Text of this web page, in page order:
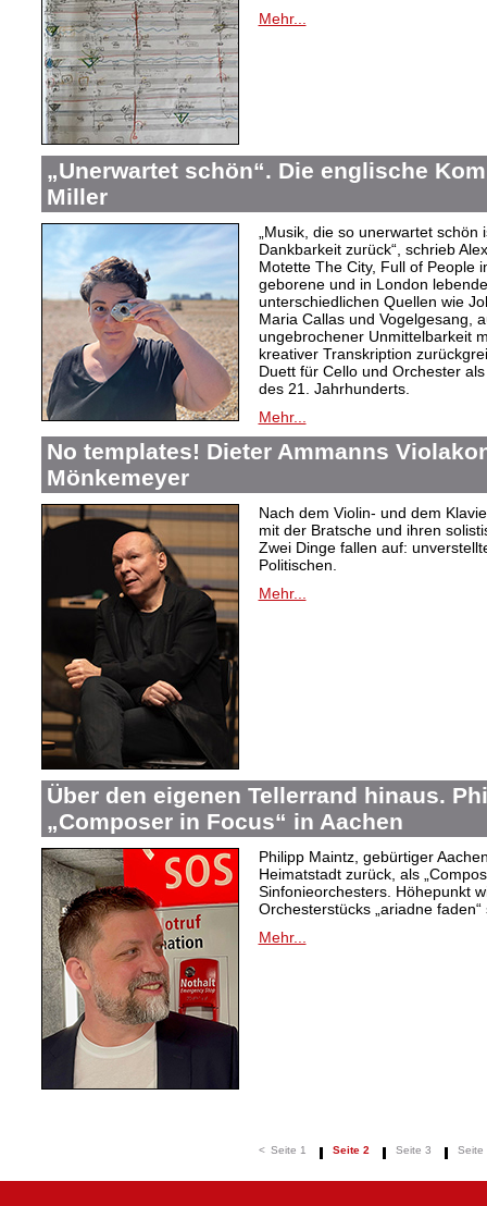
Mehr...
„Unerwartet schön“. Die englische
Miller
„Musik, die so unerwartet
Dankbarkeit zurück“, schrieb
Motette The City, Full of People
geborene und in London
unterschiedlichen Quellen wie
Maria Callas und Vogelgesang,
ungebrochener Unmittelbarkeit
kreativer Transkription
Duett für Cello und Orchester
des 21. Jahrhunderts.
Mehr...
No templates! Dieter Ammanns
Mönkemeyer
Nach dem Violin- und dem
mit der Bratsche und ihren
Zwei Dinge fallen auf:
Politischen.
Mehr...
Über den eigenen Tellerrand hinaus.
„Composer in Focus“ in Aachen
Philipp Maintz, gebürtiger
Heimatstadt zurück, als
Sinfonieorchesters. Höhepunkt
Orchesterstücks „ariadne faden“
Mehr...
< Seite 1 Seite 2 Seite 3 Seite